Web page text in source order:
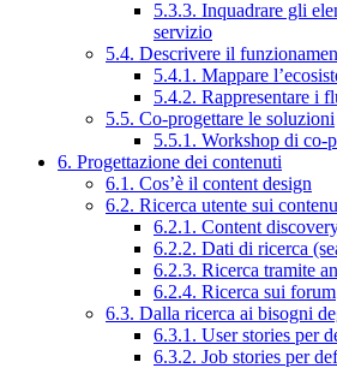
5.3.3. Inquadrare gli
servizio
5.4. Descrivere il
5.4.1. Mappare
5.4.2. Rappresentare i
5.5. Co-progettare le soluzioni
5.5.1. Workshop di co-
6. Progettazione dei contenuti
6.1. Cos’è il content design
6.2. Ricerca utente sui
6.2.1. Content
6.2.2. Dati di ricerca
6.2.3. Ricerca tramite
6.2.4. Ricerca sui forum
6.3. Dalla ricerca ai bisogni
6.3.1. User stories per
6.3.2. Job stories per